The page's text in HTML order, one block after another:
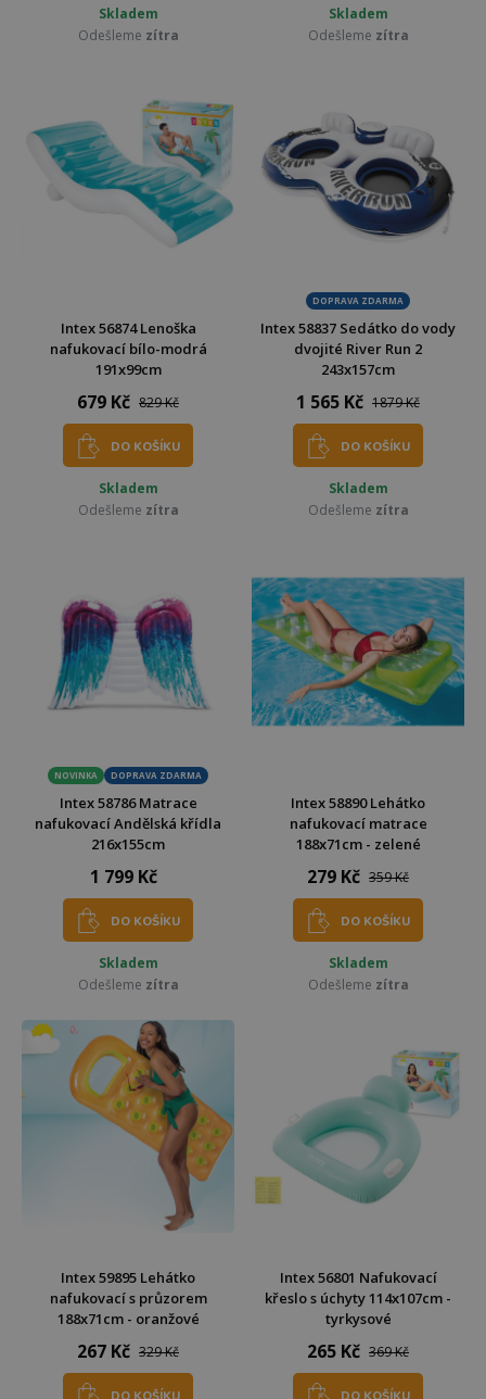
Skladem
Odešleme zítra
Skladem
Odešleme zítra
Intex 56874 Lenoška
nafukovací bílo-modrá
191x99cm
679 Kč 829 Kč
DO KOŠÍKU
Skladem
Odešleme zítra
DOPRAVA ZDARMA
Intex 58837 Sedátko do vody
dvojité River Run 2
243x157cm
1 565 Kč 1879 Kč
DO KOŠÍKU
Skladem
Odešleme zítra
NOVINKA DOPRAVA ZDARMA
Intex 58786 Matrace
nafukovací Andělská křídla
216x155cm
1 799 Kč
DO KOŠÍKU
Skladem
Odešleme zítra
Intex 58890 Lehátko
nafukovací matrace
188x71cm - zelené
279 Kč 359 Kč
DO KOŠÍKU
Skladem
Odešleme zítra
Intex 59895 Lehátko
nafukovací s průzorem
188x71cm - oranžové
267 Kč 329 Kč
Intex 56801 Nafukovací
křeslo s úchyty 114x107cm -
tyrkysové
265 Kč 369 Kč